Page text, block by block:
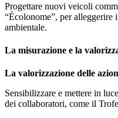
Progettare nuovi veicoli
“Écolonome”, per
ambientale.
La misurazione e la
La valorizzazione delle
Sensibilizzare e mettere in
dei collaboratori, come il